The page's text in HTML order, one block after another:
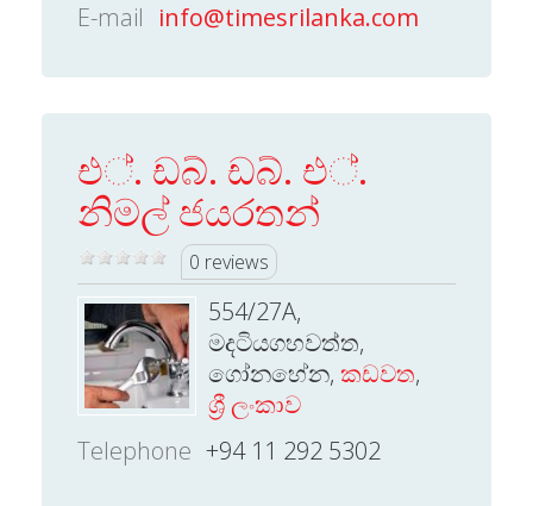
E-mail info@timesrilanka.com
එ්. ඩබ්. ඩබ්. එ්.
නිමල් ජයරතන්
0 reviews
554/27A,
මදටියගහවත්ත,
ගෝනහේන, කඩවත,
ශ්‍රී ලංකාව
Telephone +94 11 292 5302